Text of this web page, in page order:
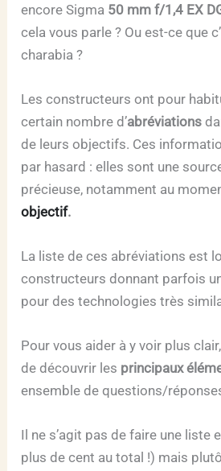
encore Sigma 50 mm f/1,4 EX
cela vous parle ? Ou est-ce que
charabia ?
Les constructeurs ont pour
certain nombre d’abréviations
de leurs objectifs. Ces
par hasard : elles sont une
précieuse, notamment au
objectif.
La liste de ces abréviations est
constructeurs donnant parfois
pour des technologies très
Pour vous aider à y voir plus
de découvrir les principaux
ensemble de questions/
Il ne s’agit pas de faire une liste
plus de cent au total !) mais